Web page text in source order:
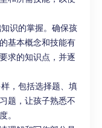
识的掌握。确保孩
基本概念和技能有
求的知识点，并逐
，包括选择题、填
题，让孩子熟悉不
。